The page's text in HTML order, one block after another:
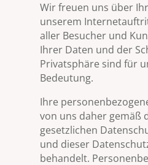
Wir freuen uns über
unserem
aller Besucher und
Ihrer Daten und der
Privatsphäre sind für
Bedeutung.
Ihre
von uns daher gemäß
gesetzlichen
und dieser
behandelt.